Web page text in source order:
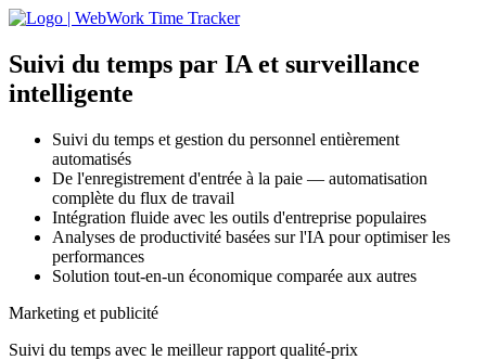
Suivi du temps par IA et surveillance
intelligente
Suivi du temps et gestion du personnel entièrement
automatisés
De l'enregistrement d'entrée à la paie — automatisation
complète du flux de travail
Intégration fluide avec les outils d'entreprise populaires
Analyses de productivité basées sur l'IA pour optimiser les
performances
Solution tout-en-un économique comparée aux autres
Marketing et publicité
Suivi du temps avec le meilleur rapport qualité-prix